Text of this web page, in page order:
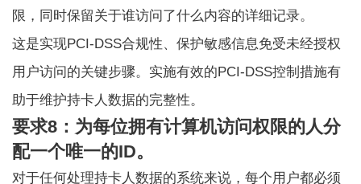
限，同时保留关于谁访问了什么内容的详细记录。
这是实现PCI-DSS合规性、保护敏感信息免受未经授权
用户访问的关键步骤。实施有效的PCI-DSS控制措施有
助于维护持卡人数据的完整性。
要求8：为每位拥有计算机访问权限的人分
配一个唯一的ID。
对于任何处理持卡人数据的系统来说，每个用户都必须